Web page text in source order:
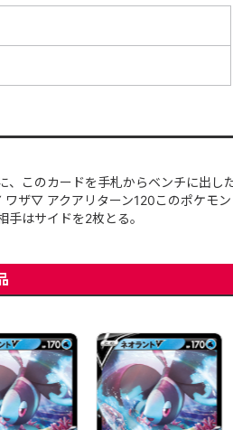
このカードを手札からベンチに出し
ザ▽ アクアリターン120このポケモ
はサイドを2枚とる。